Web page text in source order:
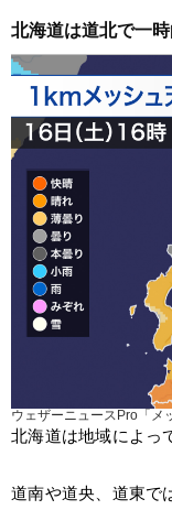
北海道は道北で一
ウェザーニュースPro「メ
北海道は地域によっ
道南や道央、道東で